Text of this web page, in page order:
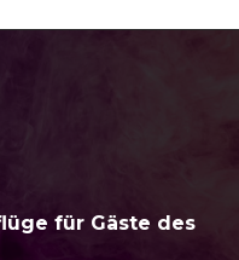
für Gäste des